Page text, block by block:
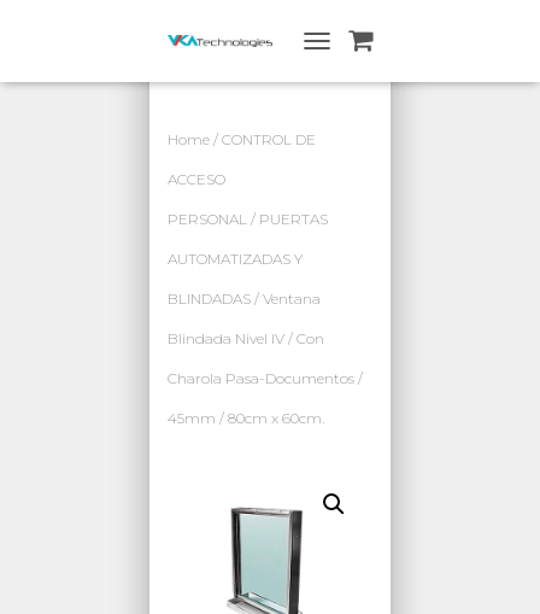
L
R
G
C
Ó
Home / CONTROL DE
ACCESO
PERSONAL / PUERTAS
AUTOMATIZADAS Y
BLINDADAS / Ventana
Blindada Nivel IV / Con
Charola Pasa-Documentos /
45mm / 80cm x 60cm.